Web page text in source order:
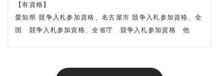
【有資格】
愛知県 競争入札参加資格、名古屋市 競争入札参加資格、全
国 競争入札参加資格、全省庁 競争入札参加資格 他